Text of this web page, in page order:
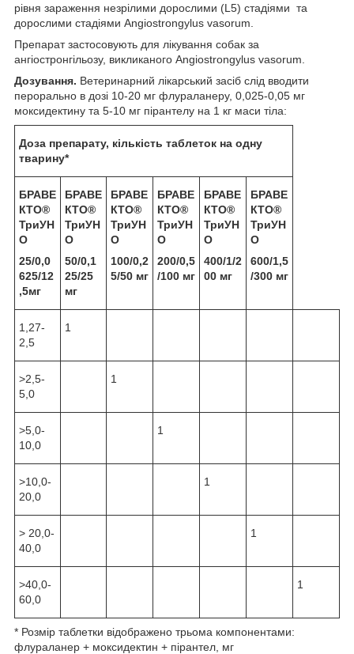
рівня зараження незрілими дорослими (L5) стадіями та
дорослими стадіями Angiostrongylus vasorum.
Препарат застосовують для лікування собак за
ангіостронгільозу, викликаного Angiostrongylus vasorum.
Дозування. Ветеринарний лікарський засіб слід вводити
перорально в дозі 10-20 мг флураланеру, 0,025-0,05 мг
моксидектину та 5-10 мг пірантелу на 1 кг маси тіла:
Доза препарату, кількість таблеток на одну
тварину*
БРАВЕ
КТО®
ТриУН
О
25/0,0
625/12
,5мг
БРАВЕ
КТО®
ТриУН
О
50/0,1
25/25
мг
БРАВЕ
КТО®
ТриУН
О
100/0,2
5/50 мг
БРАВЕ
КТО®
ТриУН
О
200/0,5
/100 мг
БРАВЕ
КТО®
ТриУН
О
400/1/2
00 мг
БРАВЕ
КТО®
ТриУН
О
600/1,5
/300 мг
1,27-
2,5
1
>2,5-
5,0
1
>5,0-
10,0
1
>10,0-
20,0
1
> 20,0-
40,0
1
>40,0-
60,0
1
* Розмір таблетки відображено трьома компонентами:
флураланер + моксидектин + пірантел, мг